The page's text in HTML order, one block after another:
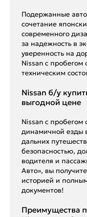
Подержанные
сочетание
современного
за надежность в
уверенность на
Nissan с пробегом
техническим
Nissan б/у
выгодной цене
Nissan с пробегом
динамичной езды
дальних
безопасностью,
водителя и
Авто», вы
историей и
документов!
Преимущества